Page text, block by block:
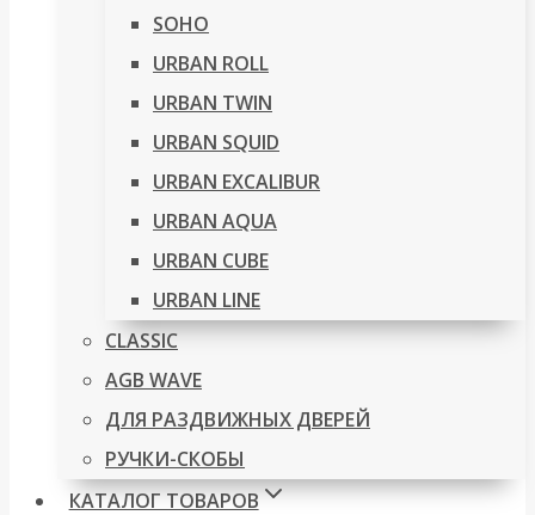
SOHO
URBAN ROLL
URBAN TWIN
URBAN SQUID
URBAN EXCALIBUR
URBAN AQUA
URBAN CUBE
URBAN LINE
CLASSIC
AGB WAVE
ДЛЯ РАЗДВИЖНЫХ ДВЕРЕЙ
РУЧКИ-СКОБЫ
КАТАЛОГ ТОВАРОВ